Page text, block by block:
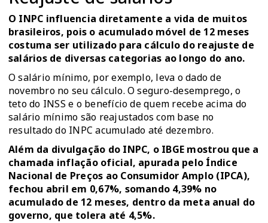
O INPC influencia diretamente a vida de muitos
brasileiros, pois o acumulado móvel de 12 meses
costuma ser utilizado para cálculo do reajuste de
salários de diversas categorias ao longo do ano.
O salário mínimo, por exemplo, leva o dado de
novembro no seu cálculo. O seguro-desemprego, o
teto do INSS e o benefício de quem recebe acima do
salário mínimo são reajustados com base no
resultado do INPC acumulado até dezembro.
Além da divulgação do INPC, o IBGE mostrou que a
chamada inflação oficial, apurada pelo Índice
Nacional de Preços ao Consumidor Amplo (IPCA),
fechou abril em 0,67%, somando 4,39% no
acumulado de 12 meses, dentro da meta anual do
governo, que tolera até 4,5%.